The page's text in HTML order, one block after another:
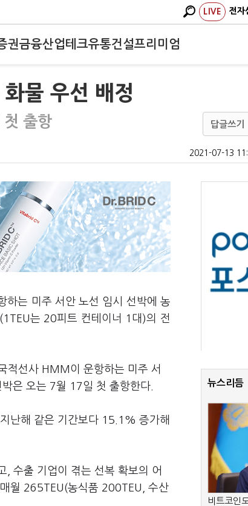
LIVE 전자
권금융산업테크유통건설프리미엄
물 우선 배정
출항 답글쓰기
2021-07-13
하는 미주 서안 노선 임시 선박에 농
는 20피트 컨테이너 1대)의 전
적선사 HMM이 운항하는 미주 서
은 오는 7월 17일 첫 출항한다.
난해 같은 기간보다 15.1% 증가해
, 수출 기업이 겪는 선복 확보의 어
월 265TEU(농식품 200TEU, 수산
뉴스리듬
비트코인